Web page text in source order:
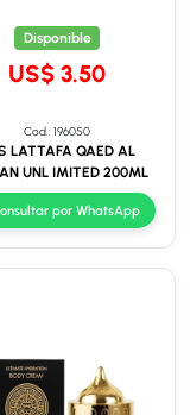
Disponible
US$ 3.50
Cod.: 196050
LATTAFA QAED AL
UNL IMITED 200ML
por WhatsApp